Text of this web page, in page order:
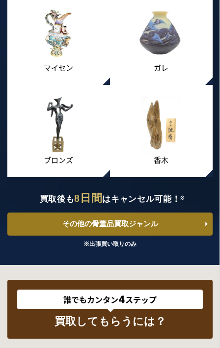
マイセン ガレ
ブロンズ 香木
買取後も8日間 はキャンセル可能！※
その他の骨董品買取ジャンル
※出張買い取りのみ
誰でもカンタン4ステップ
買取してもらうには？